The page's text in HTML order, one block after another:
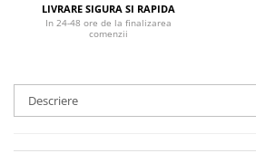
LIVRARE SIGURA SI RAPIDA
In 24-48 ore de la finalizarea
comenzii
Descriere